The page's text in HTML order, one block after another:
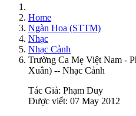
Home
Ngàn Hoa (STTM)
Nhạc
Nhạc Cảnh
Trường Ca Mẹ Việt Nam -
Xuân) -- Nhạc Cảnh
Tác Giả: Phạm Duy
Được viết: 07 May 2012